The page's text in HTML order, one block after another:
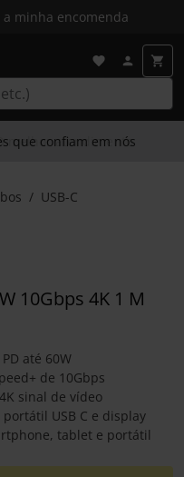
a minha encomenda
que confiam em nós
USB-C
10Gbps 4K 1 M
até 60W
de 10Gbps
sinal de vídeo
USB C e display
tablet e portátil